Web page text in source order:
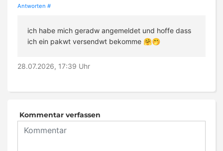
Antworten #
ich habe mich geradw angemeldet und hoffe dass
ich ein pakwt versendwt bekomme 🤗🤭
28.07.2026, 17:39 Uhr
Kommentar verfassen